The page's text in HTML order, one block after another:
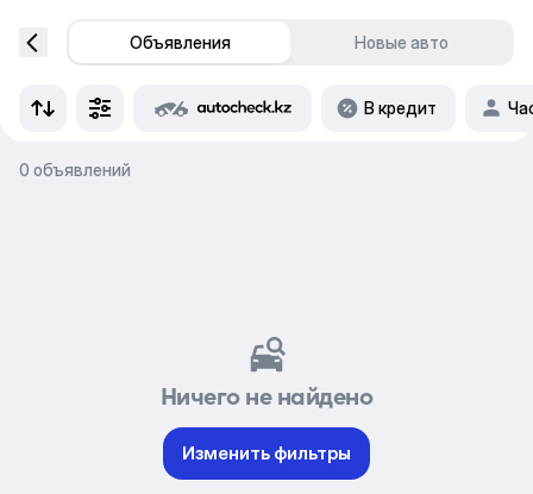
Объявления Новые авто
В кредит
0 объявлений
Ничего не найдено
Изменить фильтры